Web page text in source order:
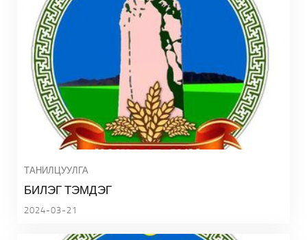
ТАНИЛЦУУЛГА
БИЛЭГ ТЭМДЭГ
2024-03-21